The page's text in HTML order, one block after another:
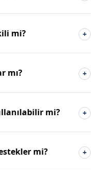
mi? +
mı? +
mi? +
mi? +